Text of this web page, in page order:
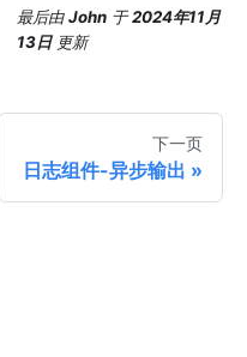
最后由John 于2024年11月
13日 更新
下一页
日志组件-异步输出